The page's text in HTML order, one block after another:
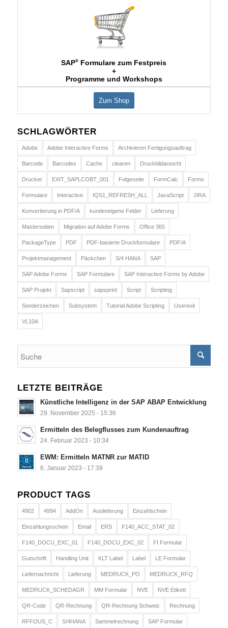
SAP® Formulare zum Festpreis
+
Programme und Workshops
Zum Shop
SCHLAGWÖRTER
Adobe Adobe Interactive Forms Archivieren Fertigungsauftrag
Barcode Barcodes Cache clearen Druckbildansicht
Drucker EXIT_SAPLCOBT_001 Folgeseite FormCalc Forms
Formulare Interactive IQS1_REFRESH_ALL JavaScript JIRA
Konvertierung in PDF/A kundeneigene Felder Lieferung
Masterseiten Migration auf Adobe Forms Office 365
PackageType PDF PDF-basierte Druckformulare PDF/A
Projektmanagement Päckchen S/4 HANA SAP
SAP Adobe Forms SAP Formulare SAP Interactive Forms by Adobe
SAP Projekt Sapscript sapsprint Script Scripting
Sonderzeichen Subsystem Tutorial Adobe Scripting Userexit
VL10A
LETZTE BEITRÄGE
Künstliche Intelligenz in der SAP ABAP Entwicklung
29. November 2025 - 15:36
Ermitteln des Belegflusses zum Kundenauftrag
24. Februar 2023 - 10:34
EWM: Ermitteln MATNR zur MATID
6. Januar 2023 - 17:39
PRODUCT TAGS
4902 4994 AddOn Auslieferung Einzahlschein
Einzahlungsschein Email ERS F140_ACC_STAT_02
F140_DOCU_EXC_01 F140_DOCU_EXC_02 FI Formular
Gutschrift Handling Unit KLT Label Label LE Formular
Liefernachricht Lieferung MEDRUCK_PO MEDRUCK_RFQ
MEDRUCK_SCHEDAGR MM Formular NVE NVE Etikett
QR-Code QR-Rechnung QR-Rechnung Schweiz Rechnung
RFFOUS_C S/4HANA Sammelrechnung SAP Formular